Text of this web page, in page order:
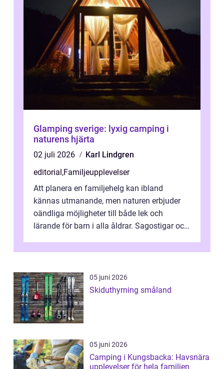
Glamping sverige: lyxig camping i
naturens hjärta
02 juli 2026
Karl Lindgren
editorial ,Familjeupplevelser
Att planera en familjehelg kan ibland
kännas utmanande, men naturen erbjuder
oändliga möjligheter till både lek och
lärande för barn i alla åldrar. Sagostigar och
05 juni 2026
Skiduthyrning småland
05 juni 2026
Camping i Kungsbacka: Havsnära
upplevelser för hela familjen